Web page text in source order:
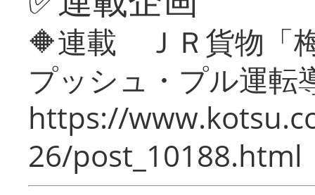
🔶連載 ＪＲ貨物「
プッシュ・プル運転
https://
26/post_10188.html